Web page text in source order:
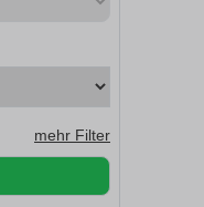
mehr Filter